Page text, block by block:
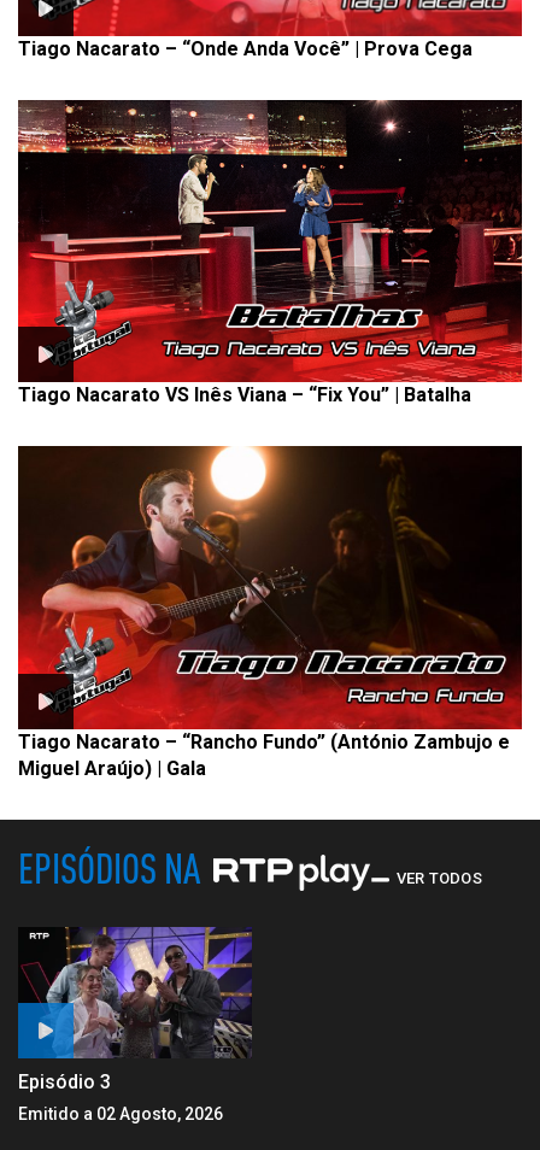
Tiago Nacarato – “Onde Anda Você” | Prova Cega
Tiago Nacarato VS Inês Viana – “Fix You” | Batalha
Tiago Nacarato – “Rancho Fundo” (António Zambujo e
Miguel Araújo) | Gala
EPISÓDIOS NA VER TODOS
Episódio 3
Emitido a 02 Agosto, 2026